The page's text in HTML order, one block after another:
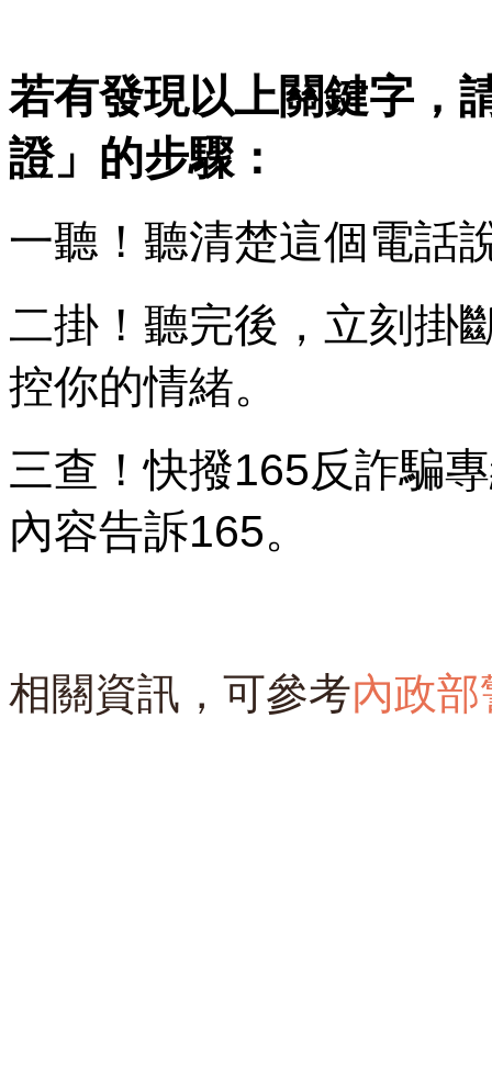
若有發現以上關鍵字，
證」的步驟：
一聽！聽清楚這個電話
二掛！聽完後，立刻掛
控你的情緒。
三查！快撥165反詐騙
內容告訴165。
相關資訊，可參考內政